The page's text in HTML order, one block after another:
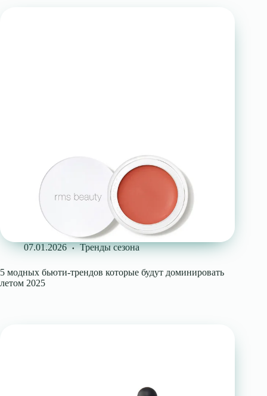
07.01.2026 Тренды сезона
5 модных бьюти-трендов которые будут доминировать
летом 2025